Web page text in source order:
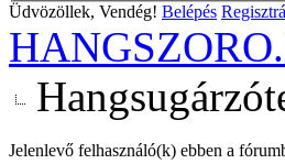
Üdvözöllek, Vendég! Belépés
Jelenlevő felhasználó(k) ebben a